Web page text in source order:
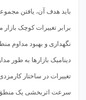
باید هدف آن، یافتن
برابر تغییرات کوچک بازار
نگهداری و بهبود مداوم
دینامیک بازارها به طور
تغییرات در ساختار
سرعت اثربخشی یک منطق